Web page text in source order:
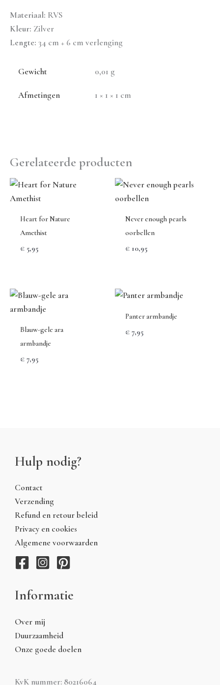
Materiaal: RVS
Kleur: Zilver
Lengte: 34 cm + 6 cm verlenging
Gewicht 0,01 g
Afmetingen 1 × 1 × 1 cm
Gerelateerde producten
Heart for Nature
Amethist
€5,95
Never enough pearls
oorbellen
€10,95
Blauw-gele ara
armbandje
€7,95
Panter armbandje
€7,95
Hulp nodig?
Contact
Verzending
Refund en retour beleid
Privacy en cookies
Algemene voorwaarden
Informatie
Over mij
Duurzaamheid
Onze goede doelen
KvK nummer: 80216064